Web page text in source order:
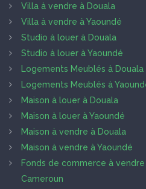
Villa à vendre à Douala
Villa à vendre à Yaoundé
Studio à louer à Douala
Studio à louer à Yaoundé
Logements Meublés à Douala
Logements Meublés à
Maison à louer à Douala
Maison à louer à Yaoundé
Maison à vendre à Douala
Maison à vendre à Yaoundé
Fonds de commerce à vendre
Cameroun